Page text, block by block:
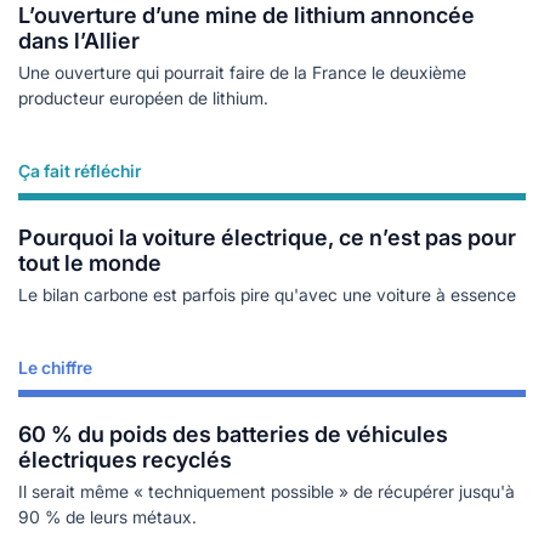
L’ouverture d’une mine de lithium annoncée
dans l’Allier
Une ouverture qui pourrait faire de la France le deuxième
producteur européen de lithium.
Ça fait réfléchir
Pourquoi la voiture électrique, ce n’est pas pour
tout le monde
Le bilan carbone est parfois pire qu'avec une voiture à essence
Lire plus
Le chiffre
60 % du poids des batteries de véhicules
électriques recyclés
Il serait même « techniquement possible » de récupérer jusqu'à
90 % de leurs métaux.
Lire plus